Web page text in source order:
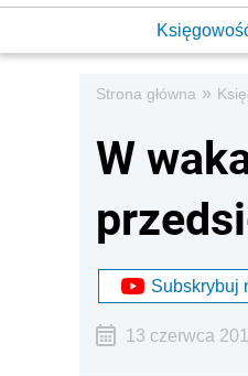
Strona główna »
W
Subskrybuj
13 czerwca